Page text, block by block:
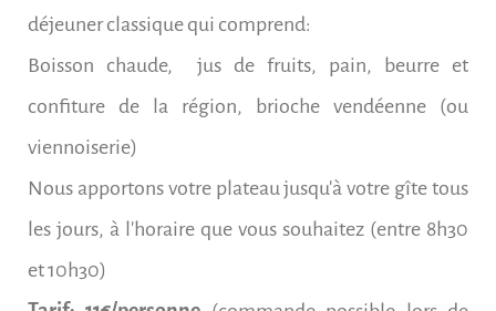
déjeuner classique qui comprend:
Boisson chaude,
jus de fruits, pain, beurre et
confiture de la région, brioche vendéenne (ou
viennoiserie)
Nous apportons votre plateau jusqu'à votre gîte tous
les jours, à l'horaire que vous souhaitez (entre 8h30
et 10h30)